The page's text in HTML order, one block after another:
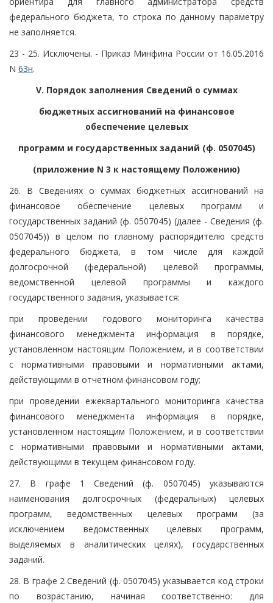
федерального бюджета, то строка по данному параметру
не заполняется.
23 - 25. Исключены. - Приказ Минфина России от 16.05.2016
N 63н.
V. Порядок заполнения Сведений о суммах
бюджетных ассигнований на финансовое
обеспечение целевых
программ и государственных заданий (ф. 0507045)
(приложение N 3 к настоящему Положению)
26. В Сведениях о суммах бюджетных ассигнований на
финансовое обеспечение целевых программ и
государственных заданий (ф. 0507045) (далее - Сведения (ф.
0507045)) в целом по главному распорядителю средств
федерального бюджета, в том числе для каждой
долгосрочной (федеральной) целевой программы,
ведомственной целевой программы и каждого
государственного задания, указывается:
при проведении годового мониторинга качества
финансового менеджмента информация в порядке,
установленном настоящим Положением, и в соответствии
с нормативными правовыми и нормативными актами,
действующими в отчетном финансовом году;
при проведении ежеквартального мониторинга качества
финансового менеджмента информация в порядке,
установленном настоящим Положением, и в соответствии
с нормативными правовыми и нормативными актами,
действующими в текущем финансовом году.
27. В графе 1 Сведений (ф. 0507045) указываются
наименования долгосрочных (федеральных) целевых
программ, ведомственных целевых программ (за
исключением ведомственных целевых программ,
выделяемых в аналитических целях), государственных
заданий.
28. В графе 2 Сведений (ф. 0507045) указывается код строки
по возрастанию, начиная соответственно: для